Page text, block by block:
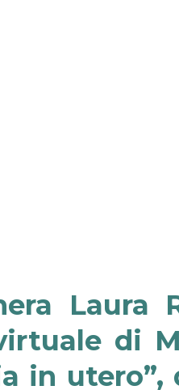
Laura
di
in utero”,